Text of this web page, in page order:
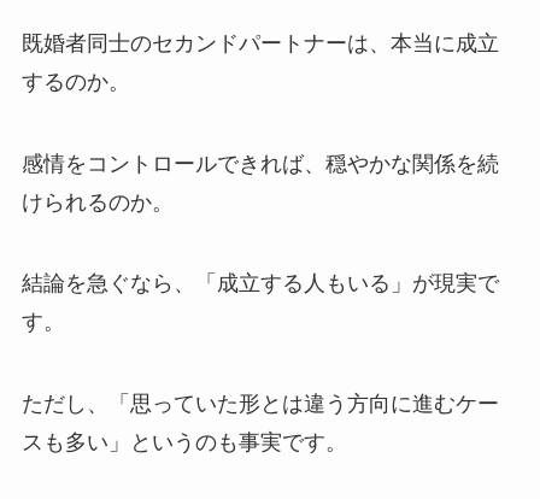
既婚者同士のセカンドパートナーは、本当に成立
するのか。
感情をコントロールできれば、穏やかな関係を続
けられるのか。
結論を急ぐなら、「成立する人もいる」が現実で
す。
ただし、「思っていた形とは違う方向に進むケー
スも多い」というのも事実です。